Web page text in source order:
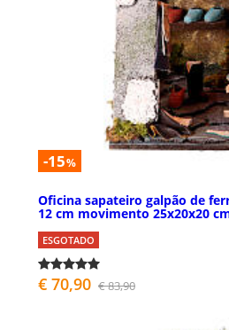
-15%
Oficina sapateiro galpão de
12 cm movimento 25x20x20
ESGOTADO
€ 70,90 € 83,90